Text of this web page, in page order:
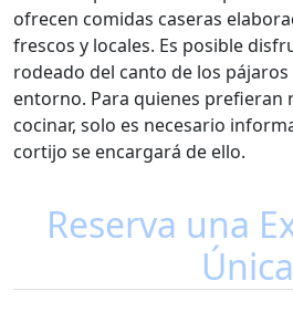
ofrecen comidas caseras
frescos y locales. Es posible
rodeado del canto de los
entorno. Para quienes prefieran
cocinar, solo es necesario
cortijo se encargará de ello.
Reserva una
Única